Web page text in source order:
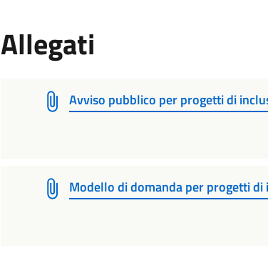
Allegati
Avviso pubblico per progetti di
Modello di domanda per progetti